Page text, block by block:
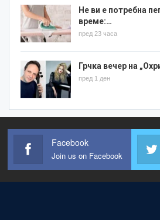
Не ви е потребна
време:…
пред 23 часа
Грчка вечер на
пред 1 ден
Facebook
Join us on Facebook